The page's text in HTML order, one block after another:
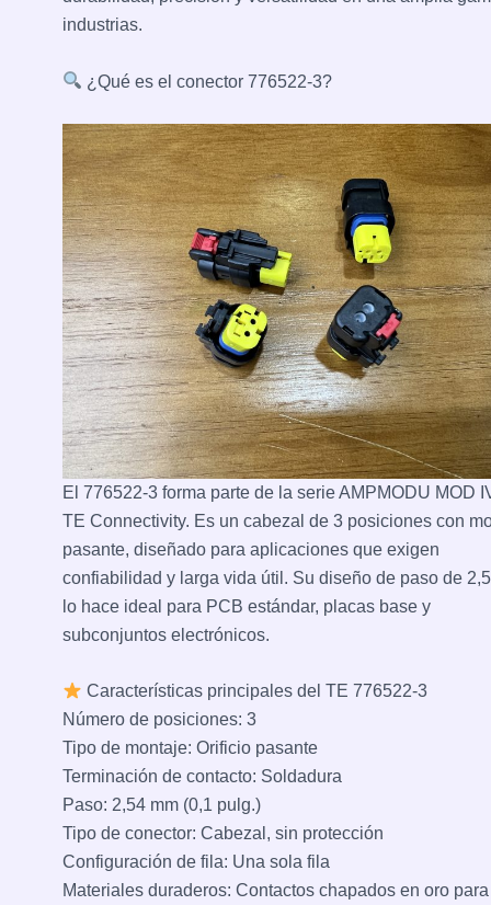
industrias.
¿Qué es el conector 776522-3?
El 776522-3 forma parte de la serie AMPMODU MOD
TE Connectivity. Es un cabezal de 3 posiciones con
pasante, diseñado para aplicaciones que exigen
confiabilidad y larga vida útil. Su diseño de paso de
lo hace ideal para PCB estándar, placas base y
subconjuntos electrónicos.
Características principales del TE 776522-3
Número de posiciones: 3
Tipo de montaje: Orificio pasante
Terminación de contacto: Soldadura
Paso: 2,54 mm (0,1 pulg.)
Tipo de conector: Cabezal, sin protección
Configuración de fila: Una sola fila
Materiales duraderos: Contactos chapados en oro para